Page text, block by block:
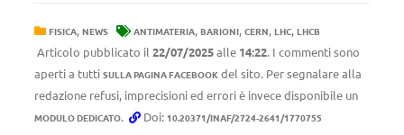
FISICA, NEWS ANTIMATERIA, BARIONI, CERN, LHC, LHCB
Articolo pubblicato il 22/07/2025alle 14:22. I commenti sono
aperti a tutti SULLA PAGINA FACEBOOK del sito. Per segnalare alla
redazione refusi, imprecisioni ed errori è invece disponibile un
MODULO DEDICATO. Doi: 10.20371/INAF/2724-2641/1770755